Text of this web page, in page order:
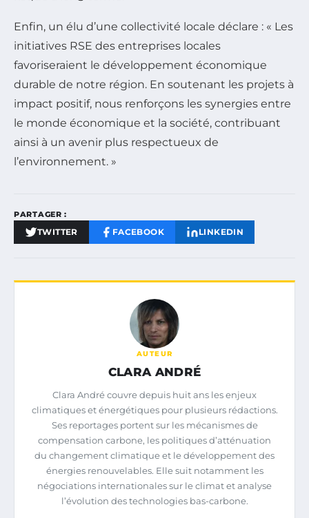
Enfin, un élu d’une collectivité locale déclare : « Les
initiatives RSE des entreprises locales
favoriseraient le développement économique
durable de notre région. En soutenant les projets à
impact positif, nous renforçons les synergies entre
le monde économique et la société, contribuant
ainsi à un avenir plus respectueux de
l’environnement. »
PARTAGER :
TWITTER FACEBOOK LINKEDIN
AUTEUR
CLARA ANDRÉ
Clara André couvre depuis huit ans les enjeux
climatiques et énergétiques pour plusieurs rédactions.
Ses reportages portent sur les mécanismes de
compensation carbone, les politiques d’atténuation
du changement climatique et le développement des
énergies renouvelables. Elle suit notamment les
négociations internationales sur le climat et analyse
l’évolution des technologies bas-carbone.